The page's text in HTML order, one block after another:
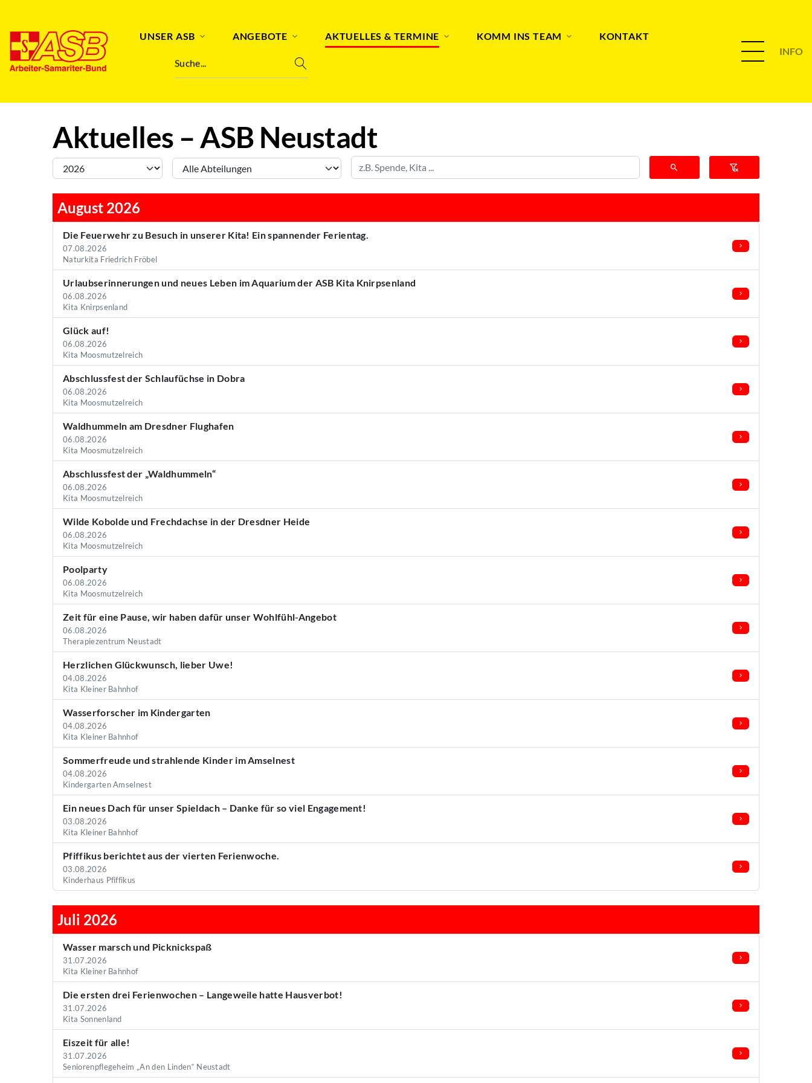
UNSER ASB ANGEBOTE AKTUELLES & TERMINE KOMM INS TEAM KONTAKT
Suche...
INFO
Aktuelles – ASB Neustadt
August 2026
Die Feuerwehr zu Besuch in unserer Kita! Ein spannender Ferientag.
07.08.2026
Naturkita Friedrich Fröbel
Urlaubserinnerungen und neues Leben im Aquarium der ASB Kita Knirpsenland
06.08.2026
Kita Knirpsenland
Glück auf!
06.08.2026
Kita Moosmutzelreich
Abschlussfest der Schlaufüchse in Dobra
06.08.2026
Kita Moosmutzelreich
Waldhummeln am Dresdner Flughafen
06.08.2026
Kita Moosmutzelreich
Abschlussfest der „Waldhummeln“
06.08.2026
Kita Moosmutzelreich
Wilde Kobolde und Frechdachse in der Dresdner Heide
06.08.2026
Kita Moosmutzelreich
Poolparty
06.08.2026
Kita Moosmutzelreich
Zeit für eine Pause, wir haben dafür unser Wohlfühl-Angebot
06.08.2026
Therapiezentrum Neustadt
Herzlichen Glückwunsch, lieber Uwe!
04.08.2026
Kita Kleiner Bahnhof
Wasserforscher im Kindergarten
04.08.2026
Kita Kleiner Bahnhof
Sommerfreude und strahlende Kinder im Amselnest
04.08.2026
Kindergarten Amselnest
Ein neues Dach für unser Spieldach – Danke für so viel Engagement!
03.08.2026
Kita Kleiner Bahnhof
Pfiffikus berichtet aus der vierten Ferienwoche.
03.08.2026
Kinderhaus Pfiffikus
Juli 2026
Wasser marsch und Picknickspaß
31.07.2026
Kita Kleiner Bahnhof
Die ersten drei Ferienwochen – Langeweile hatte Hausverbot!
31.07.2026
Kita Sonnenland
Eiszeit für alle!
31.07.2026
Seniorenpflegeheim „An den Linden“ Neustadt